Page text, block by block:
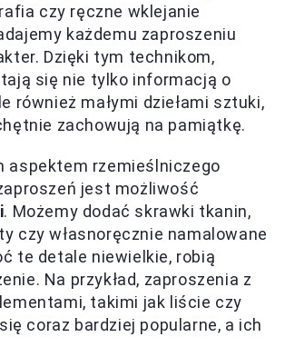
czy ręczne wklejanie
każdemu zaproszeniu
Dzięki tym technikom,
się nie tylko informacją o
również małymi dziełami sztuki,
zachowują na pamiątkę.
aspektem rzemieślniczego
jest możliwość
. Możemy dodać skrawki tkanin,
czy własnoręcznie namalowane
te detale niewielkie, robią
Na przykład, zaproszenia z
takimi jak liście czy
coraz bardziej popularne, a ich